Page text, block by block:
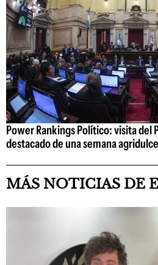
Power Rankings Político: visita del
destacado de una semana
MÁS NOTICIAS DE